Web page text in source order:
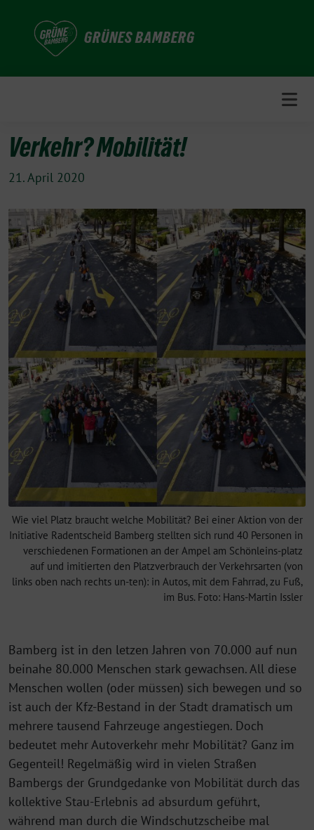
GRÜNES BAMBERG
Verkehr? Mobilität!
21. April 2020
Wie viel Platz braucht welche Mobilität? Bei einer Aktion von der
Initiative Radentscheid Bamberg stellten sich rund 40 Personen in
verschiedenen Formationen an der Ampel am Schönleins-platz
auf und imitierten den Platzverbrauch der Verkehrsarten (von
links oben nach rechts un-ten): in Autos, mit dem Fahrrad, zu Fuß,
im Bus. Foto: Hans-Martin Issler
Bamberg ist in den letzen Jahren von 70.000 auf nun
beinahe 80.000 Menschen stark gewachsen. All diese
Menschen wollen (oder müssen) sich bewegen und so
ist auch der Kfz-Bestand in der Stadt dramatisch um
mehrere tausend Fahrzeuge angestiegen. Doch
bedeutet mehr Autoverkehr mehr Mobilität? Ganz im
Gegenteil! Regelmäßig wird in vielen Straßen
Bambergs der Grundgedanke von Mobilität durch das
kollektive Stau-Erlebnis ad absurdum geführt,
während man durch die Windschutzscheibe mal